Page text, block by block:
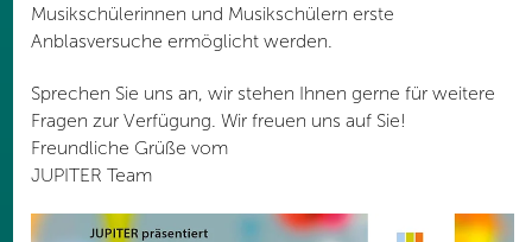
Musikschülerinnen und Musik­schülern erste
Anblasversuche ermöglicht werden.
Sprechen Sie uns an, wir stehen Ihnen gerne für weitere
Fragen zur Verfügung. Wir freuen uns auf Sie!
Freundliche Grüße vom
JUPITER Team